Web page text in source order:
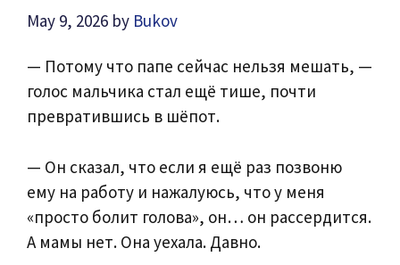
May 9, 2026 by Bukov
— Потому что папе сейчас нельзя мешать, —
голос мальчика стал ещё тише, почти
превратившись в шёпот.
— Он сказал, что если я ещё раз позвоню
ему на работу и нажалуюсь, что у меня
«просто болит голова», он… он рассердится.
А мамы нет. Она уехала. Давно.